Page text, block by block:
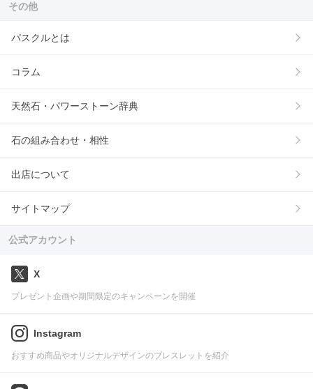
その他
パスクルとは
コラム
天然石・パワーストーン辞典
石の組み合わせ・相性
出店について
サイトマップ
公式アカウント
X
プレゼント企画や期間限定のキャンペーンを開催
Instagram
おすすめ商品やオリジナルデザインのブレスレットを紹介